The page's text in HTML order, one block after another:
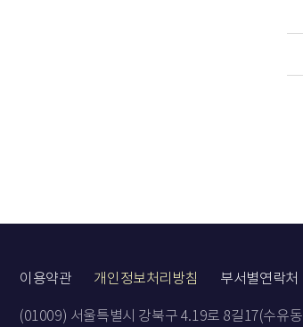
이용약관 개인정보처리방침 부서별연락처
(01009) 서울특별시 강북구 4.19로 8길17(수유